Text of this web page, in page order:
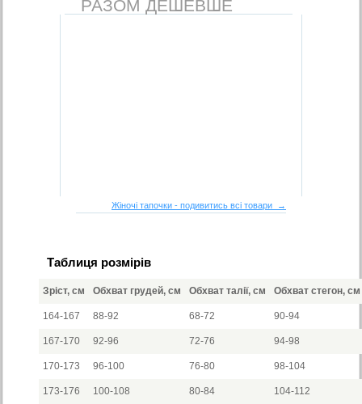
РАЗОМ ДЕШЕВШЕ
Жіночі тапочки - подивитись всі товари →
Таблиця розмірів
Зріст, см Обхват грудей, см Обхват талії, см Обхват стегон, см
164-167 88-92 68-72 90-94
167-170 92-96 72-76 94-98
170-173 96-100 76-80 98-104
173-176 100-108 80-84 104-112